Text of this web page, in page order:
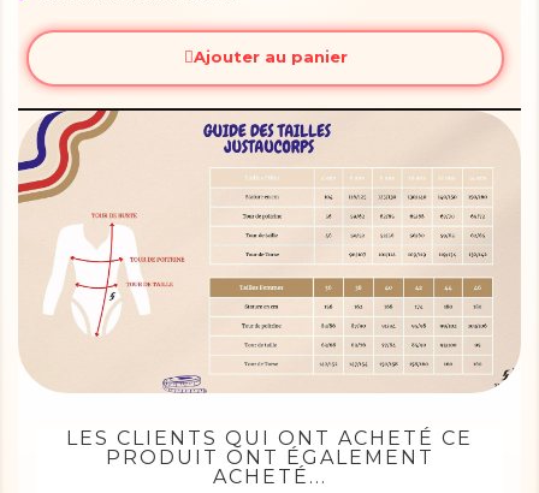
Ajouter au panier
LES CLIENTS QUI ONT ACHETÉ CE
PRODUIT ONT ÉGALEMENT
ACHETÉ...